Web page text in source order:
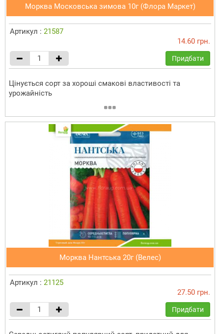
Морква Московська зимова 10г (Флора Маркет)
Артикул : 21587
14.60 грн.
Придбати
Цінується сорт за хороші смакові властивості та
урожайність
Морква Нантська 20г (Велес)
Артикул : 21125
27.50 грн.
Придбати